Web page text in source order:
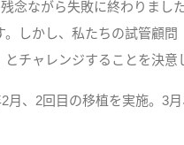
念ながら失敗に終わりまし
しかし、私たちの試管顧問
チャレンジすることを決意
月、2回目の移植を実施。3